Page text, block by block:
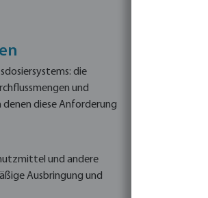
die
und
denen diese Anforderung
und andere
Ausbringung und